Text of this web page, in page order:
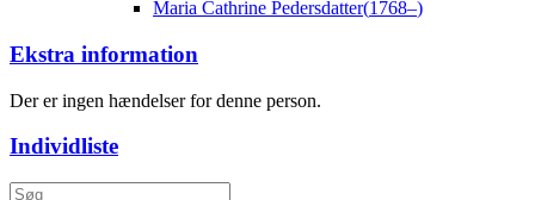
Maria Cathrine Pedersdatter(1768–)
Ekstra information
Der er ingen hændelser for denne person.
Individliste